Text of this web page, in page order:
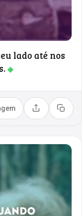
lado até nos
◆
Compartilhar
Copiar